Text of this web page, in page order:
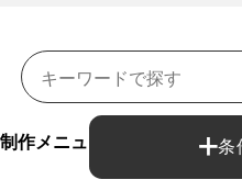
条
制作メニュー： 商品ページ